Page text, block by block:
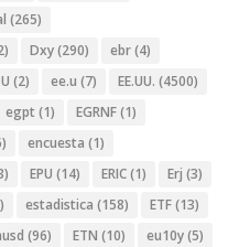
(265)
Dxy(290) ebr(4)
(2) ee.u (7) EE.UU. (4500)
egpt (1) EGRNF(1)
encuesta (1)
EPU (14) ERIC(1) Erj (3)
estadistica (158) ETF(13)
(96) ETN (10) eu10y(5)